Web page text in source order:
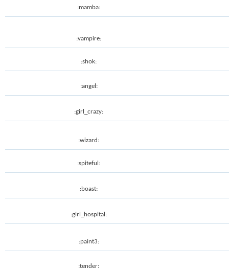
:mamba:
:vampire:
:shok:
:angel:
:girl_crazy:
:wizard:
:spiteful:
:boast:
:girl_hospital:
:paint3:
:tender: